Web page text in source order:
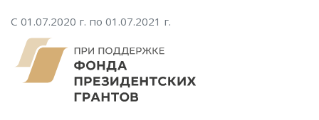
С 01.07.2020 г. по 01.07.2021 г.